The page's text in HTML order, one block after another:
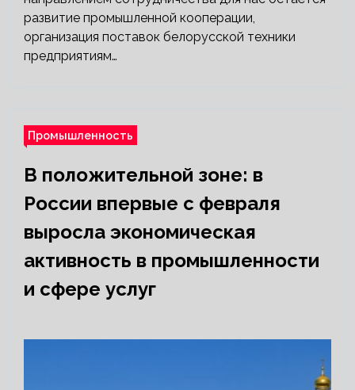
развитие промышленной кооперации,
организация поставок белорусской техники
предприятиям…
Промышленность
В положительной зоне: в
России впервые с февраля
выросла экономическая
активность в промышленности
и сфере услуг